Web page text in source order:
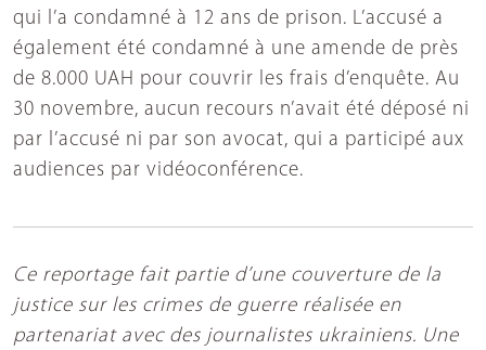
qui l’a condamné à 12 ans de prison. L’accusé a
également été condamné à une amende de près
de 8.000 UAH pour couvrir les frais d’enquête. Au
30 novembre, aucun recours n’avait été déposé ni
par l’accusé ni par son avocat, qui a participé aux
audiences par vidéoconférence.
Ce reportage fait partie d’une couverture de la
justice sur les crimes de guerre réalisée en
partenariat avec des journalistes ukrainiens. Une